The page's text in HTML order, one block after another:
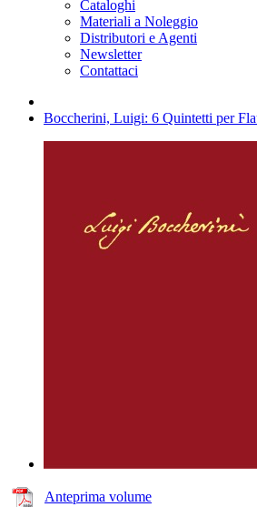
Cataloghi
Materiali a Noleggio
Distributori e Agenti
Newsletter
Contattaci
Boccherini, Luigi: 6 Quintetti per
Anteprima volume